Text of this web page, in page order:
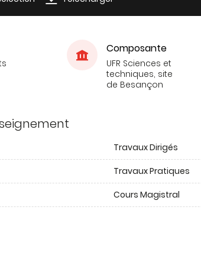
Composante
UFR Sciences et
techniques, site
de Besançon
Travaux Dirigés
Travaux Pratiques
Cours Magistral